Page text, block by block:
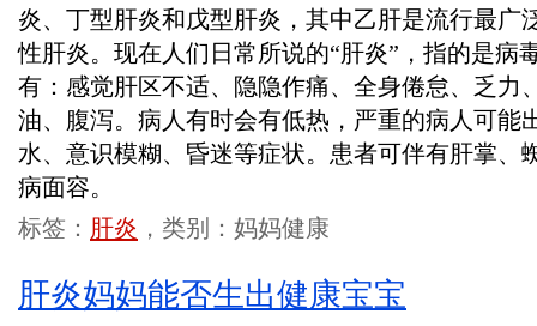
炎、丁型肝炎和戊型肝炎，其中乙肝是流行最广
性肝炎。现在人们日常所说的“肝炎”，指的是病
有：感觉肝区不适、隐隐作痛、全身倦怠、乏力
油、腹泻。病人有时会有低热，严重的病人可能
水、意识模糊、昏迷等症状。患者可伴有肝掌、
病面容。
标签： 肝炎 ，类别：妈妈健康
肝炎妈妈能否生出健康宝宝